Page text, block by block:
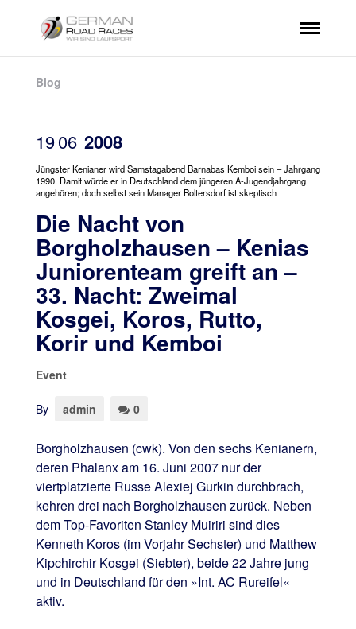
Blog
1906 2008
Jüngster Kenianer wird Samstagabend Barnabas Kemboi sein – Jahrgang
1990. Damit würde er in Deutschland dem jüngeren A-Jugendjahrgang
angehören; doch selbst sein Manager Boltersdorf ist skeptisch
Die Nacht von
Borgholzhausen – Kenias
Juniorenteam greift an –
33. Nacht: Zweimal
Kosgei, Koros, Rutto,
Korir und Kemboi
Event
By admin 0
Borgholzhausen (cwk). Von den sechs Kenianern,
deren Phalanx am 16. Juni 2007 nur der
viertplatzierte Russe Alexiej Gurkin durchbrach,
kehren drei nach Borgholzhausen zurück. Neben
dem Top-Favoriten Stanley Muiriri sind dies
Kenneth Koros (im Vorjahr Sechster) und Matthew
Kipchirchir Kosgei (Siebter), beide 22 Jahre jung
und in Deutschland für den »Int. AC Rureifel«
aktiv.